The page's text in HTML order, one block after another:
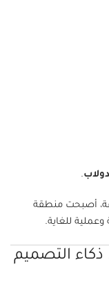
.
أصبحت منطقة
للغاية.
ذكاء التصميم